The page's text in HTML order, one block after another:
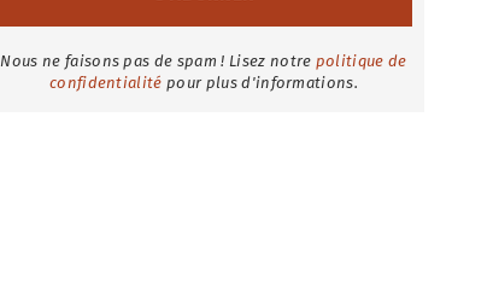
Nous ne faisons pas de spam ! Lisez notre politique de
confidentialité pour plus d'informations.